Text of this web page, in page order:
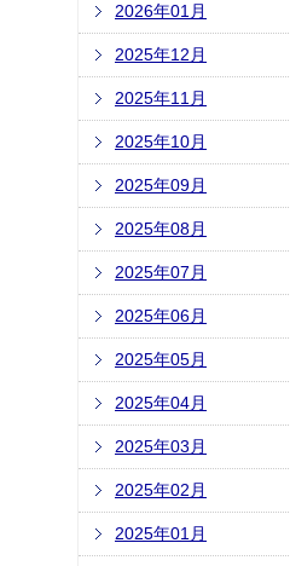
2026年01月
2025年12月
2025年11月
2025年10月
2025年09月
2025年08月
2025年07月
2025年06月
2025年05月
2025年04月
2025年03月
2025年02月
2025年01月